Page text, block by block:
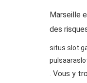
Marseille
des
situs slot
pulsa
. Vous y